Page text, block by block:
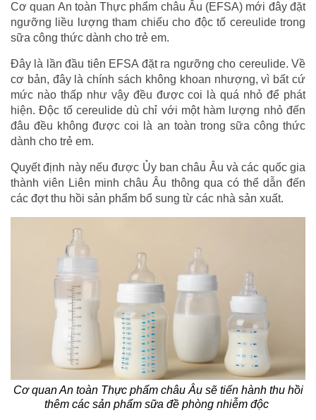
Cơ quan An toàn Thực phẩm châu Âu (EFSA) mới đây đặt
ngưỡng liều lượng tham chiếu cho độc tố cereulide trong
sữa công thức dành cho trẻ em.
Đây là lần đầu tiên EFSA đặt ra ngưỡng cho cereulide. Về
cơ bản, đây là chính sách không khoan nhượng, vì bất cứ
mức nào thấp như vậy đều được coi là quá nhỏ để phát
hiện. Độc tố cereulide dù chỉ với một hàm lượng nhỏ đến
đâu đều không được coi là an toàn trong sữa công thức
dành cho trẻ em.
Quyết định này nếu được Ủy ban châu Âu và các quốc gia
thành viên Liên minh châu Âu thông qua có thể dẫn đến
các đợt thu hồi sản phẩm bổ sung từ các nhà sản xuất.
Cơ quan An toàn Thực phẩm châu Âu sẽ tiến hành thu hồi
thêm các sản phẩm sữa đề phòng nhiễm độc